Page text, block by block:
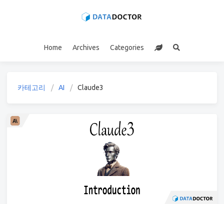
Home Archives Categories
카테고리 AI Claude3